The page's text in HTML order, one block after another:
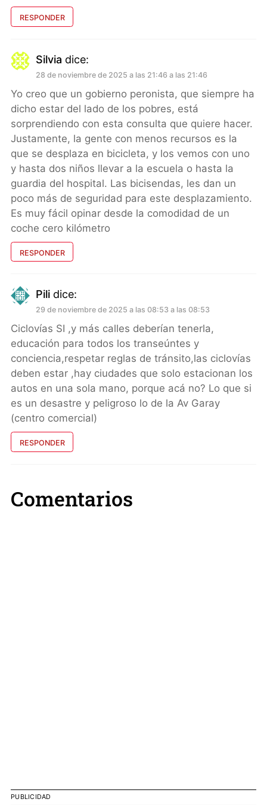
RESPONDER
Silvia dice:
28 de noviembre de 2025 a las 21:46 a las 21:46
Yo creo que un gobierno peronista, que siempre ha
dicho estar del lado de los pobres, está
sorprendiendo con esta consulta que quiere hacer.
Justamente, la gente con menos recursos es la
que se desplaza en bicicleta, y los vemos con uno
y hasta dos niños llevar a la escuela o hasta la
guardia del hospital. Las bicisendas, les dan un
poco más de seguridad para este desplazamiento.
Es muy fácil opinar desde la comodidad de un
coche cero kilómetro
RESPONDER
Pili dice:
29 de noviembre de 2025 a las 08:53 a las 08:53
Ciclovías SI ,y más calles deberían tenerla,
educación para todos los transeúntes y
conciencia,respetar reglas de tránsito,las ciclovías
deben estar ,hay ciudades que solo estacionan los
autos en una sola mano, porque acá no? Lo que si
es un desastre y peligroso lo de la Av Garay
(centro comercial)
RESPONDER
Comentarios
PUBLICIDAD